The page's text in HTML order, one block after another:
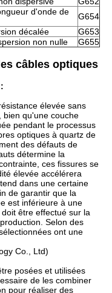
d'onde de
G654
décalée
G653
non nulle G655
câbles optiques
élevée sans
bien qu'une couche
pendant le processus
optiques à quartz de
des défauts de
détermine la
ces fissures se
élevée accélérera
dans une certaine
de garantir que la
est inférieure à une
être effectué sur la
Selon des
ont une
Co., Ltd)
posées et utilisées
de les combiner
pour réaliser des